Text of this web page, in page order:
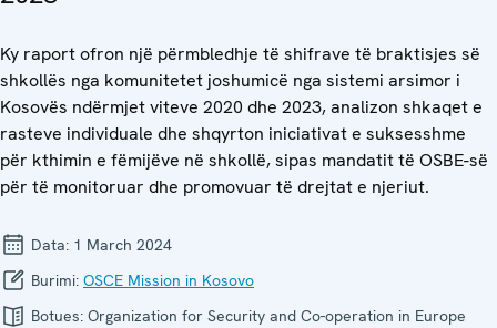
Ky raport ofron një përmbledhje të shifrave të braktisjes së
shkollës nga komunitetet joshumicë nga sistemi arsimor i
Kosovës ndërmjet viteve 2020 dhe 2023, analizon shkaqet e
rasteve individuale dhe shqyrton iniciativat e suksesshme
për kthimin e fëmijëve në shkollë, sipas mandatit të OSBE-së
për të monitoruar dhe promovuar të drejtat e njeriut.
Data: 1 March 2024
Burimi: OSCE Mission in Kosovo
Botues: Organization for Security and Co-operation in Europe